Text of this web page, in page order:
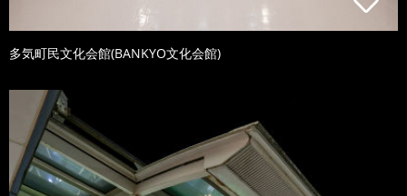
多気町民文化会館(BANKYO文化会館)